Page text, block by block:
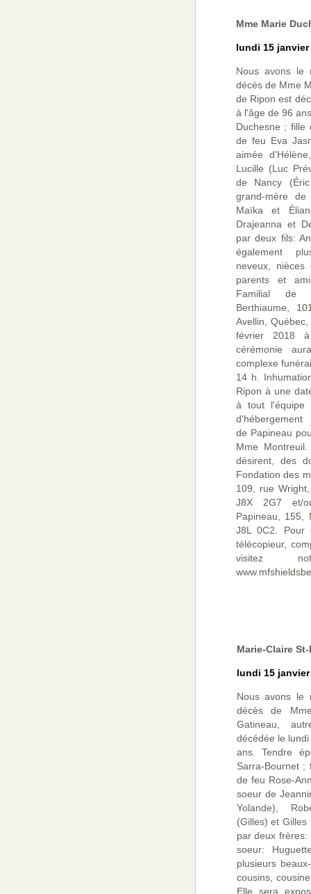
Mme Marie
lundi 15 janvier
Nous avons le
décès de Mme
de Ripon est
à l'âge de 96
Duchesne ; fille
de feu Eva
aimée
Lucille (Luc
de Nancy
grand-mère de
Maïka et
Drajeanna et
par deux fils:
également
neveux,
parents et
Familial de
Berthiaume,
Avellin,
février 2018
cérémonie
complexe
14 h.
Ripon à une
à tout l'équipe
d'hébergement
de Papineau
Mme
désirent, des
Fondation des
109, rue
J8X 2G7 et/
Papineau, 155,
J8L 0C2. Pour
télécopieur,
visitez
Marie-Claire
lundi 15 janvier
Nous avons le
décès de
Gatineau,
décédée le
ans. Tendre
Sarra-Bournet ;
de feu Rose-
soeur de
Yolande),
(Gilles) et
par deux frères:
soeur:
plusieurs
cousins,
Elle sera